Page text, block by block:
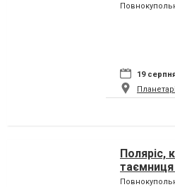
19
Поляріс,
таємниця